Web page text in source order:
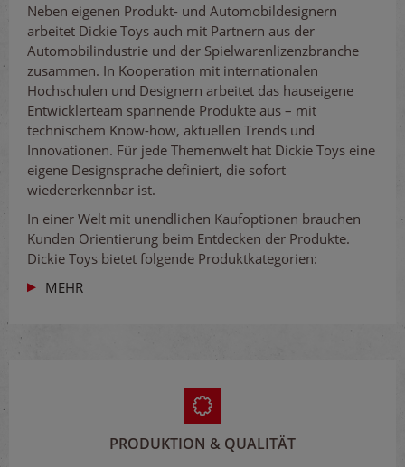
Neben eigenen Produkt- und Automobildesignern
arbeitet Dickie Toys auch mit Partnern aus der
Automobilindustrie und der Spielwarenlizenzbranche
zusammen. In Kooperation mit internationalen
Hochschulen und Designern arbeitet das hauseigene
Entwicklerteam spannende Produkte aus – mit
technischem Know-how, aktuellen Trends und
Innovationen. Für jede Themenwelt hat Dickie Toys eine
eigene Designsprache definiert, die sofort
wiedererkennbar ist.
In einer Welt mit unendlichen Kaufoptionen brauchen
Kunden Orientierung beim Entdecken der Produkte.
Dickie Toys bietet folgende Produktkategorien:
MEHR
PRODUKTION & QUALITÄT